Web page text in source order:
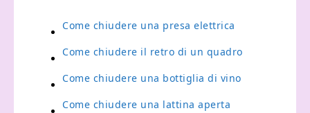
Come chiudere una presa elettrica
Come chiudere il retro di un quadro
Come chiudere una bottiglia di vino
Come chiudere una lattina aperta